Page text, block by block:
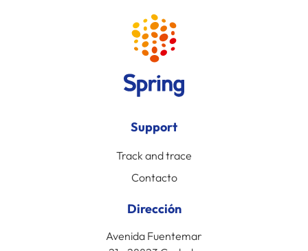
Support
Track and trace
Contacto
Dirección
Avenida Fuentemar